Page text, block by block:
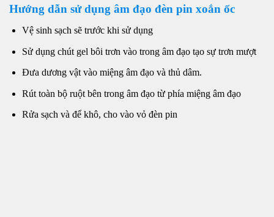
Hướng dẫn sử dụng âm đạo đèn pin xoắn ốc
Vệ sinh sạch sẽ trước khi sử dụng
Sử dụng chút gel bôi trơn vào trong âm đạo tạo sự trơn mượt
Đưa dương vật vào miệng âm đạo và thủ dâm.
Rút toàn bộ ruột bên trong âm đạo từ phía miệng âm đạo
Rửa sạch và để khô, cho vào vỏ đèn pin